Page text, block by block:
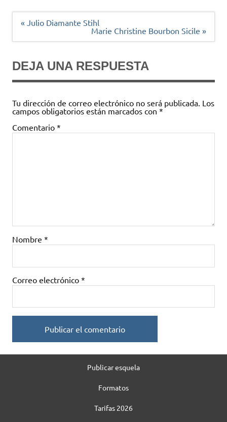
Navegación
« Julio Diamante Stihl
Marie Christine Bourbon Sicile »
DEJA UNA RESPUESTA
Tu dirección de correo electrónico no será publicada. Los
campos obligatorios están marcados con *
Comentario *
Nombre *
Correo electrónico *
Publicar esquela
Formatos
Tarifas 2026